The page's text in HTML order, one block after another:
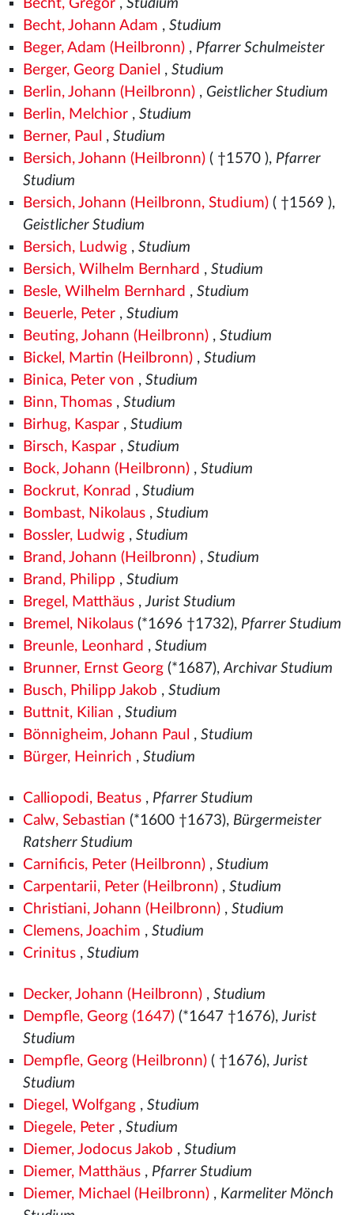
Becht, Gregor, Studium
Becht, Johann Adam , Studium
Beger, Adam (Heilbronn), Pfarrer Schulmeister
Berger, Georg Daniel , Studium
Berlin, Johann (Heilbronn), Geistlicher Studium
Berlin, Melchior, Studium
Berner, Paul , Studium
Bersich, Johann (Heilbronn)( †1570 ), Pfarrer
Studium
Bersich, Johann (Heilbronn, Studium)( †1569 ),
Geistlicher Studium
Bersich, Ludwig, Studium
Bersich, Wilhelm Bernhard , Studium
Besle, Wilhelm Bernhard , Studium
Beuerle, Peter, Studium
Beuting, Johann (Heilbronn), Studium
Bickel, Martin (Heilbronn), Studium
Binica, Peter von , Studium
Binn, Thomas, Studium
Birhug, Kaspar, Studium
Birsch, Kaspar, Studium
Bock, Johann (Heilbronn), Studium
Bockrut, Konrad , Studium
Bombast, Nikolaus, Studium
Bossler, Ludwig, Studium
Brand, Johann (Heilbronn), Studium
Brand, Philipp , Studium
Bregel, Matthäus,Jurist Studium
Bremel, Nikolaus(*1696 †1732), Pfarrer Studium
Breunle, Leonhard , Studium
Brunner, Ernst Georg(*1687),Archivar Studium
Busch, Philipp Jakob , Studium
Buttnit, Kilian , Studium
Bönnigheim, Johann Paul , Studium
Bürger, Heinrich , Studium
Calliopodi, Beatus, Pfarrer Studium
Calw, Sebastian (*1600 †1673), Bürgermeister
Ratsherr Studium
Carnificis, Peter (Heilbronn), Studium
Carpentarii, Peter (Heilbronn), Studium
Christiani, Johann (Heilbronn), Studium
Clemens, Joachim , Studium
Crinitus, Studium
Decker, Johann (Heilbronn), Studium
Dempfle, Georg (1647)(*1647 †1676),Jurist
Studium
Dempfle, Georg (Heilbronn)( †1676),Jurist
Studium
Diegel, Wolfgang, Studium
Diegele, Peter, Studium
Diemer, Jodocus Jakob , Studium
Diemer, Matthäus, Pfarrer Studium
Diemer, Michael (Heilbronn), Karmeliter Mönch